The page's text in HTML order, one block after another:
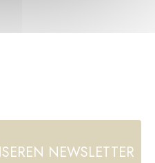
NEWSLETTER